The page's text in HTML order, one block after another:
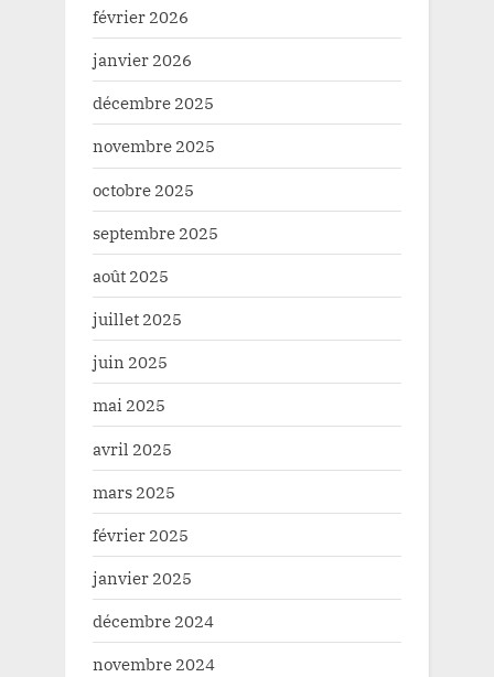
février 2026
janvier 2026
décembre 2025
novembre 2025
octobre 2025
septembre 2025
août 2025
juillet 2025
juin 2025
mai 2025
avril 2025
mars 2025
février 2025
janvier 2025
décembre 2024
novembre 2024